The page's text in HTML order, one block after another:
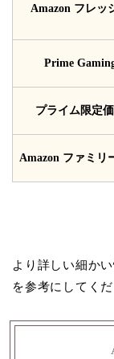
Amazon フレッ
Prime
プライム限定
Amazon ファミリ
より詳しい細か
を参考にしてくだ